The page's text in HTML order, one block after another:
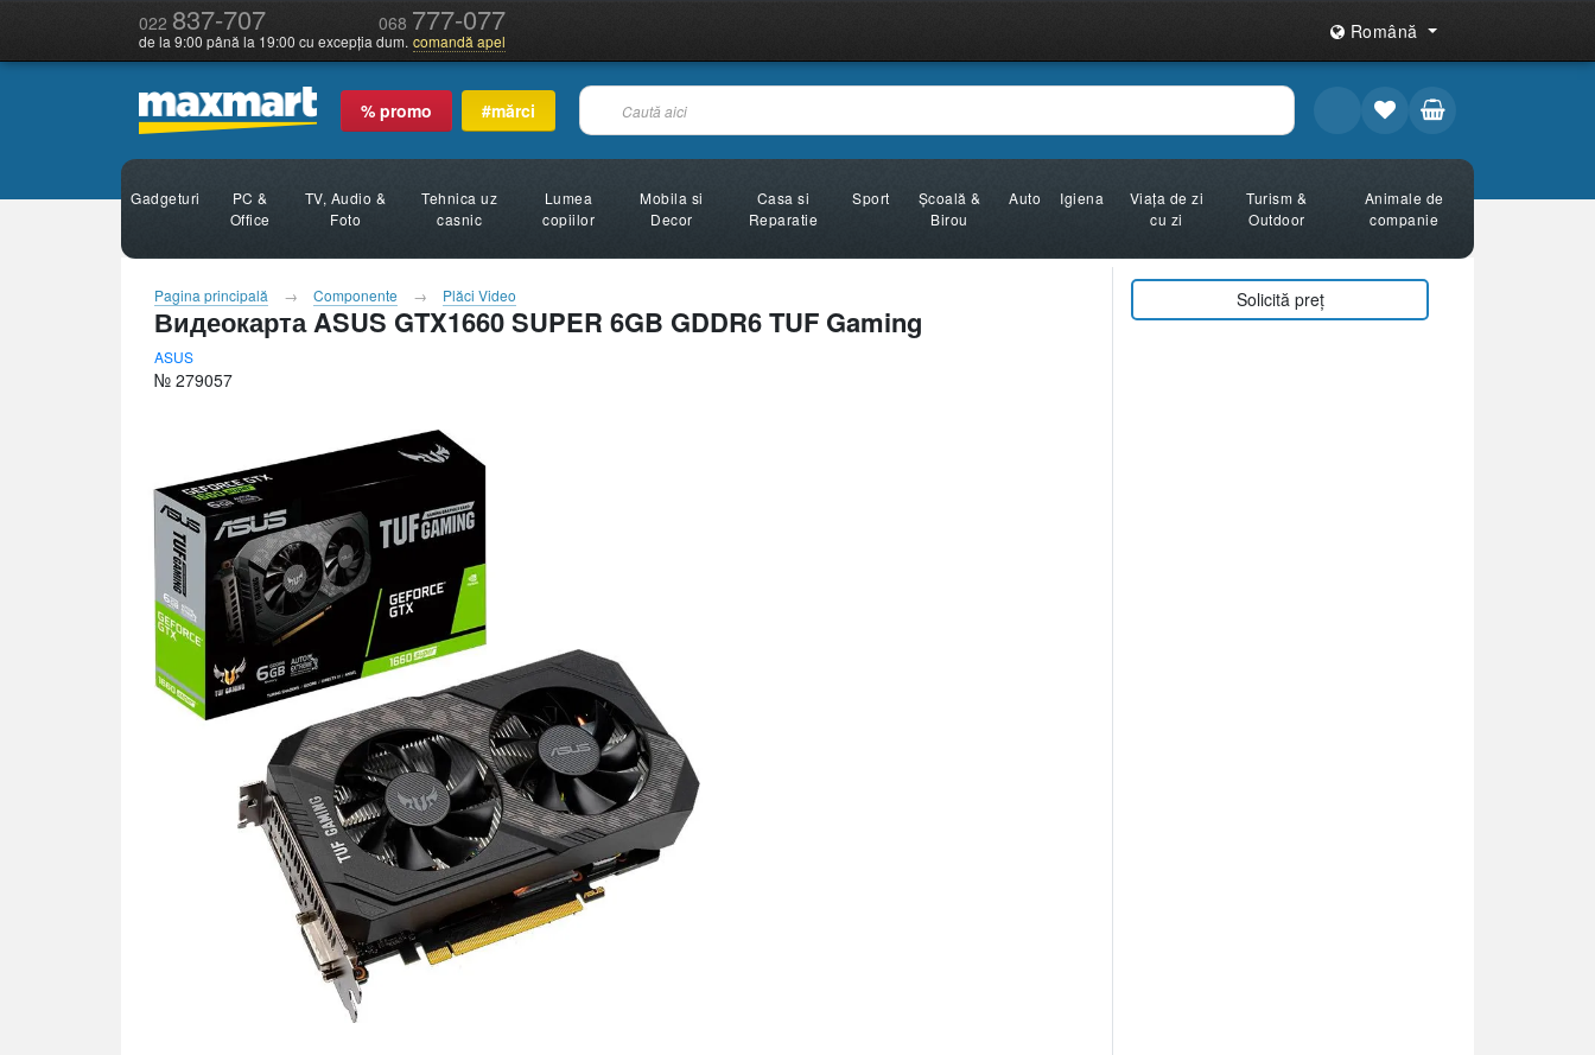
022 837-707 068 777-077
de la 9:00 până la 19:00 cu excepția dum. comandă apel Română
% promo #mărci
Gadgeturi
PC &
Office
TV, Audio &
Foto
Tehnica uz
casnic
Lumea
copiilor
Mobila si
Decor
Casa si
Reparatie
Sport
Şcoală &
Birou
Auto Igiena
Viața de zi
cu zi
Turism &
Outdoor
Animale de
companie
Pagina principală Componente Plăci Video
Видеокарта ASUS GTX1660 SUPER 6GB GDDR6 TUF Gaming
ASUS
№ 279057
Solicită preț